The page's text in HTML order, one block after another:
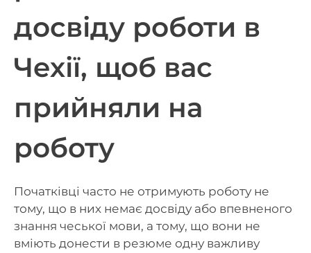
досвіду роботи в
Чехії, щоб вас
прийняли на
роботу
Початківці часто не отримують роботу не
тому, що в них немає досвіду або впевненого
знання чеської мови, а тому, що вони не
вміють донести в резюме одну важливу